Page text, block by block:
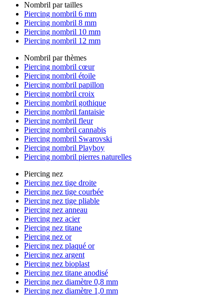
Nombril par tailles
Piercing nombril 6 mm
Piercing nombril 8 mm
Piercing nombril 10 mm
Piercing nombril 12 mm
Nombril par thèmes
Piercing nombril cœur
Piercing nombril étoile
Piercing nombril papillon
Piercing nombril croix
Piercing nombril gothique
Piercing nombril fantaisie
Piercing nombril fleur
Piercing nombril cannabis
Piercing nombril Swarovski
Piercing nombril Playboy
Piercing nombril pierres naturelles
Piercing nez
Piercing nez tige droite
Piercing nez tige courbée
Piercing nez tige pliable
Piercing nez anneau
Piercing nez acier
Piercing nez titane
Piercing nez or
Piercing nez plaqué or
Piercing nez argent
Piercing nez bioplast
Piercing nez titane anodisé
Piercing nez diamètre 0,8 mm
Piercing nez diamètre 1,0 mm